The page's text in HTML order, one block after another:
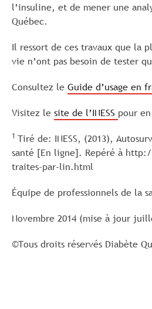
l’insuline, et de mener une
Québec.
Il ressort de ces travaux que la
vie n’ont pas besoin de tester
Consultez le Guide d’usage en
Visitez le site de l’INESS pour
1 Tiré de: INESS, (2013),
santé [En ligne]. Repéré à
traites-par-lin.html
Équipe de professionnels de la
Novembre 2014 (mise à jour
©Tous droits réservés Diabète